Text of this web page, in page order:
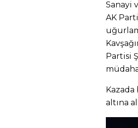
Sanayi
AK
Partisi
Kazada
altına